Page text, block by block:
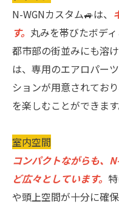
N-WGNカスタム🚙は、
す。 丸みを帯びたボデ
都市部の街並みにも溶
は、専用のエアロパー
ションが用意されてお
を楽しむことができます
室内空間
コンパクトながらも、
ど広々としています。
や頭上空間が十分に確